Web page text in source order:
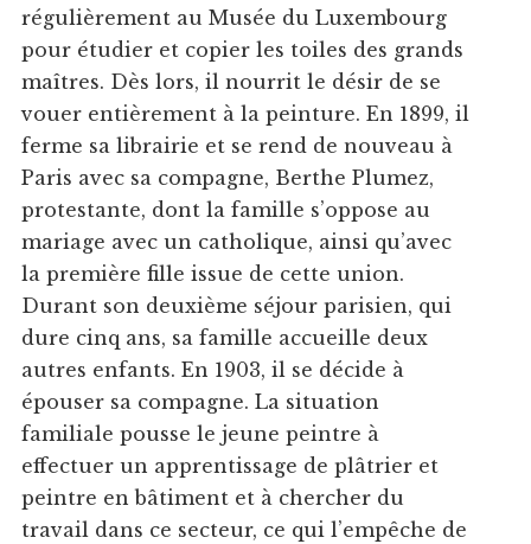
régulièrement au Musée du Luxembourg
pour étudier et copier les toiles des grands
maîtres. Dès lors, il nourrit le désir de se
vouer entièrement à la peinture. En 1899, il
ferme sa librairie et se rend de nouveau à
Paris avec sa compagne, Berthe Plumez,
protestante, dont la famille s’oppose au
mariage avec un catholique, ainsi qu’avec
la première fille issue de cette union.
Durant son deuxième séjour parisien, qui
dure cinq ans, sa famille accueille deux
autres enfants. En 1903, il se décide à
épouser sa compagne. La situation
familiale pousse le jeune peintre à
effectuer un apprentissage de plâtrier et
peintre en bâtiment et à chercher du
travail dans ce secteur, ce qui l’empêche de